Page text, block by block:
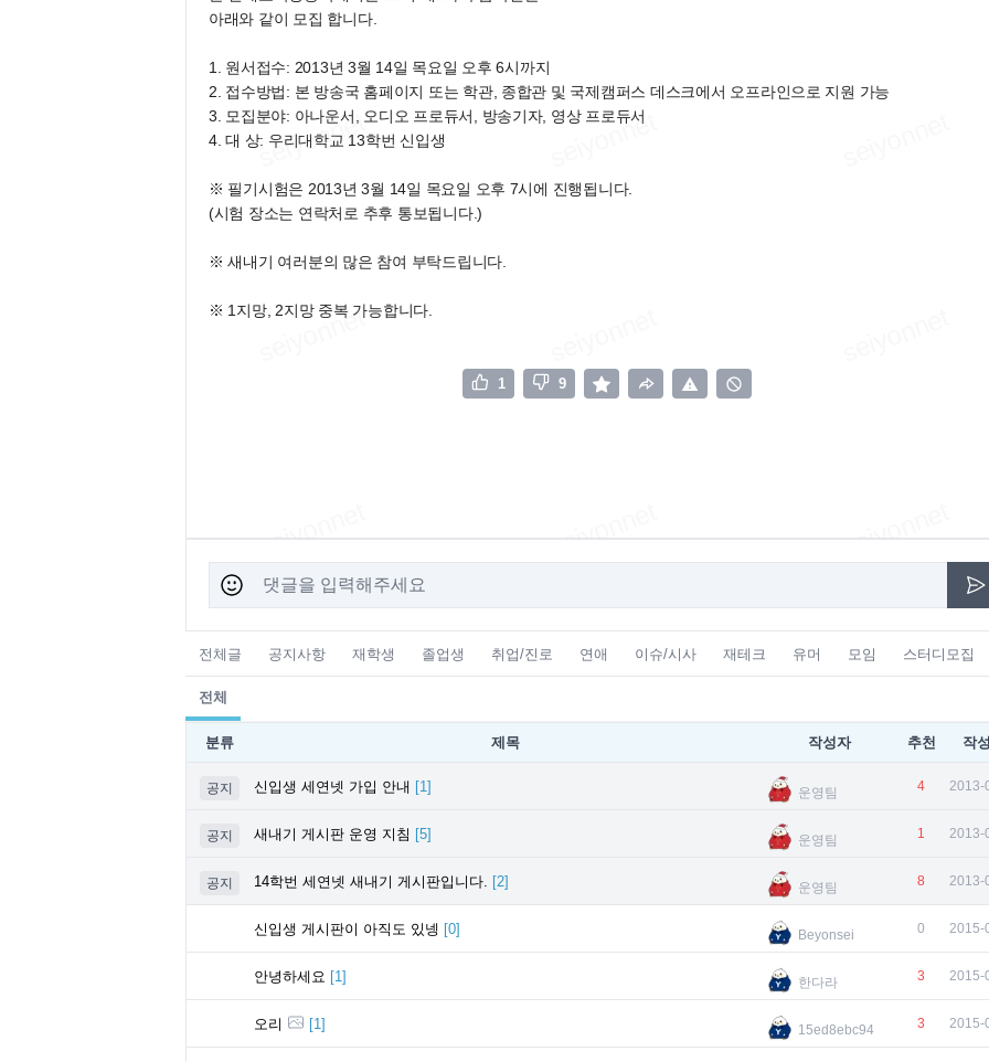
아래와 같이 모집 합니다.
1. 원서접수: 2013년 3월 14일 목요일 오후 6시까지
2. 접수방법: 본 방송국 홈페이지 또는 학관, 종합관 및 국제캠퍼스 데스크에서 오프라인으로 지원 가능
3. 모집분야: 아나운서, 오디오 프로듀서, 방송기자, 영상 프로듀서
4. 대 상: 우리대학교 13학번 신입생
※ 필기시험은 2013년 3월 14일 목요일 오후 7시에 진행됩니다.
(시험 장소는 연락처로 추후 통보됩니다.)
※ 새내기 여러분의 많은 참여 부탁드립니다.
※ 1지망, 2지망 중복 가능합니다.
1 9
전체글 공지사항 재학생 졸업생 취업/진로 연애 이슈/시사 재테크 유머 모임 스터디모집
전체
분류 제목 작성자 추천 작
공지 신입생 세연넷 가입 안내 [1] 운영팀 4 2013-
공지 새내기 게시판 운영 지침 [5] 운영팀 1 2013-
공지 14학번 세연넷 새내기 게시판입니다. [2] 운영팀 8 2013-
신입생 게시판이 아직도 있넹 [0] Beyonsei 0 2015-
안녕하세요 [1] 한다라 3 2015-
오리 [1] 15ed8ebc94 3 2015-